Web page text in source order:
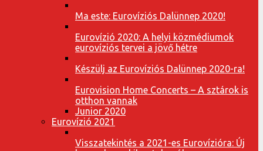
Ma este: Eurovíziós Dalünnep 2020!
Eurovízió 2020: A helyi közmédiumok
eurovíziós tervei a jövő hétre
Készülj az Eurovíziós Dalünnep 2020-ra!
Eurovision Home Concerts – A sztárok is
otthon vannak
Junior 2020
Eurovízió 2021
Visszatekintés a 2021-es Eurovízióra: Új